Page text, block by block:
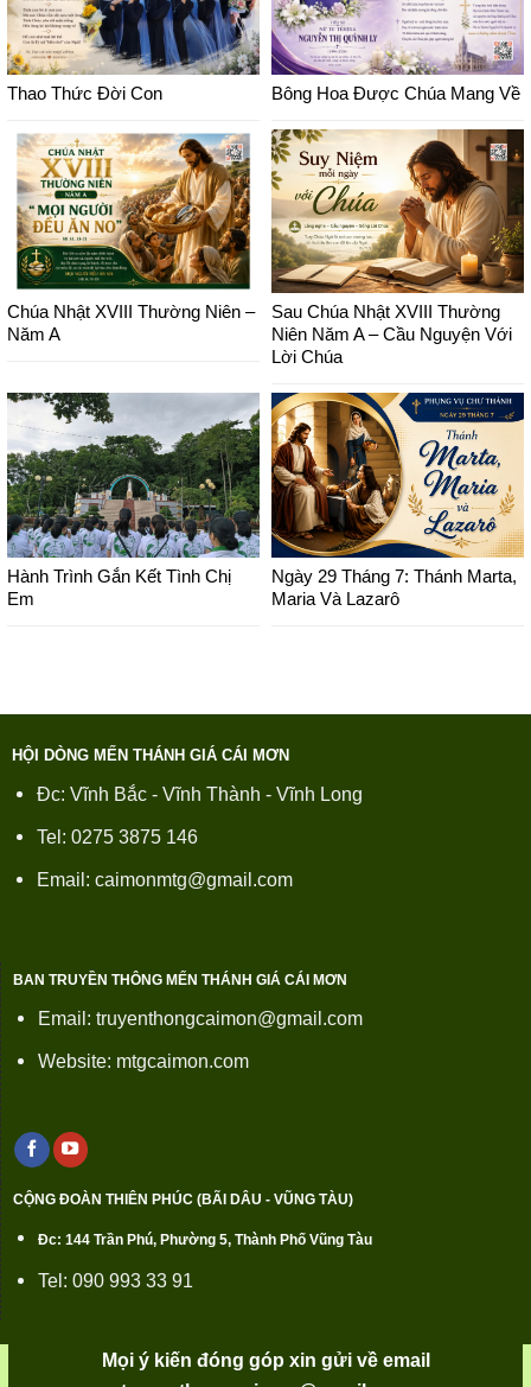
Thao Thức Đời Con Bông Hoa Được Chúa Mang Về
Chúa Nhật XVIII Thường Niên –
Năm A
Sau Chúa Nhật XVIII Thường
Niên Năm A – Cầu Nguyện Với
Lời Chúa
Hành Trình Gắn Kết Tình Chị
Em
Ngày 29 Tháng 7: Thánh Marta,
Maria Và Lazarô
HỘI DÒNG MẾN THÁNH GIÁ CÁI MƠN
Đc: Vĩnh Bắc - Vĩnh Thành - Vĩnh Long
Tel: 0275 3875 146
Email: caimonmtg@gmail.com
BAN TRUYỀN THÔNG MẾN THÁNH GIÁ CÁI MƠN
Email: truyenthongcaimon@gmail.com
Website: mtgcaimon.com
CỘNG ĐOÀN THIÊN PHÚC (BÃI DÂU - VŨNG TÀU)
Đc: 144 Trần Phú, Phường 5, Thành Phố Vũng Tàu
Tel: 090 993 33 91
Mọi ý kiến đóng góp xin gửi về email